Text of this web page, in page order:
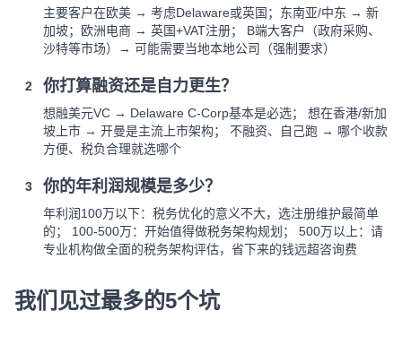
主要客户在欧美 → 考虑Delaware或英国；东南亚/中东 → 新
加坡；欧洲电商 → 英国+VAT注册； B端大客户（政府采购、
沙特等市场）→ 可能需要当地本地公司（强制要求）
2 你打算融资还是自力更生？
想融美元VC → Delaware C-Corp基本是必选； 想在香港/新加
坡上市 → 开曼是主流上市架构； 不融资、自己跑 → 哪个收款
方便、税负合理就选哪个
3 你的年利润规模是多少？
年利润100万以下：税务优化的意义不大，选注册维护最简单
的； 100-500万：开始值得做税务架构规划； 500万以上：请
专业机构做全面的税务架构评估，省下来的钱远超咨询费
我们见过最多的5个坑